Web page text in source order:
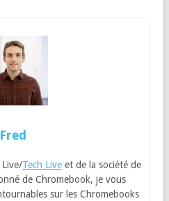
Fred
Live/Tech Live et de la société de
de Chromebook, je vous
sur les Chromebooks